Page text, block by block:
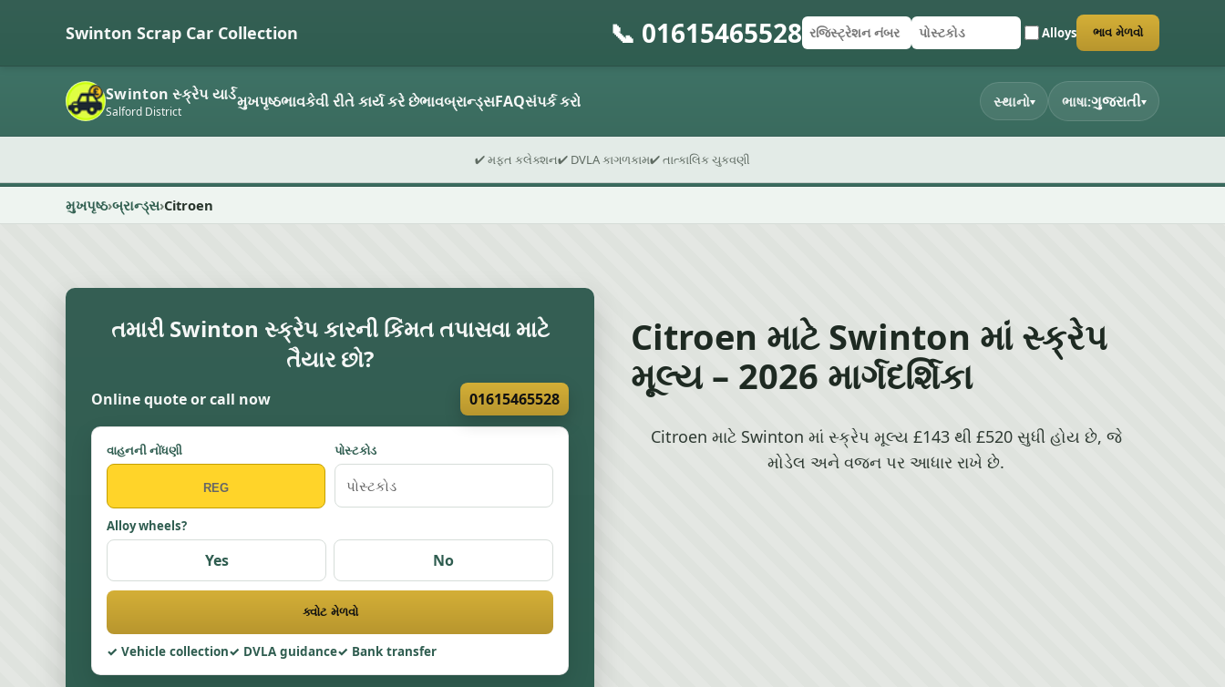
Swinton Scrap Car Collection 📞 01615465528રજિસ્ટ્રેશન નંબર
પોસ્ટકોડ Alloys
ફોર્મ સબમિટ કરો ભાવ મેળવો
Swinton સ્ક્રેપ યાર્ડ
Salford District મુખપૃષ્ઠભાવકેવી રીતે કાર્ય કરે છેભાવબ્રાન્ડ્સFAQસંપર્ક કરો સ્થાનો▾ ભાષા:ગુજરાતી▾
✔ મફત કલેક્શન✔ DVLA કાગળકામ✔ તાત્કાલિક ચુકવણી
મુખપૃષ્ઠ બ્રાન્ડ્સ Citroen
તમારી Swinton સ્ક્રેપ કારની કિંમત તપાસવા માટે
તૈયાર છો?
Online quote or call now 01615465528
વાહનની નોંધણી પોસ્ટકોડ
Alloy wheels?
Yes No
ક્વોટ મેળવો
Vehicle collection DVLA guidance Bank transfer
Citroen માટે Swinton માં સ્ક્રેપ
મૂલ્ય – 2026 માર્ગદર્શિકા
Citroen માટે Swinton માં સ્ક્રેપ મૂલ્ય £143 થી £520 સુધી હોય છે, જે
મોડેલ અને વજન પર આધાર રાખે છે.